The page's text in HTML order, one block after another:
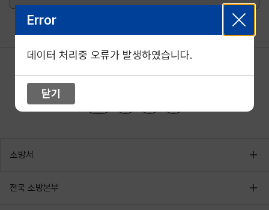
소방서
전국 소방본부
Error
데이터 처리중 오류가 발생하였습니다.
닫기